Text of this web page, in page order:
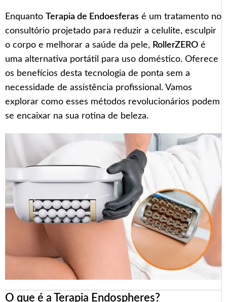
Enquanto Terapia de Endoesferas é um tratamento no
consultório projetado para reduzir a celulite, esculpir
o corpo e melhorar a saúde da pele, RollerZERO é
uma alternativa portátil para uso doméstico. Oferece
os benefícios desta tecnologia de ponta sem a
necessidade de assistência profissional. Vamos
explorar como esses métodos revolucionários podem
se encaixar na sua rotina de beleza.
O que é a Terapia Endospheres?